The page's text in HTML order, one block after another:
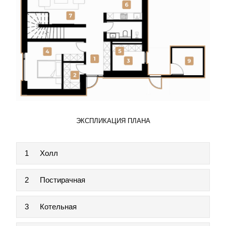
ЭКСПЛИКАЦИЯ ПЛАНА
1 Холл
2 Постирачная
3 Котельная